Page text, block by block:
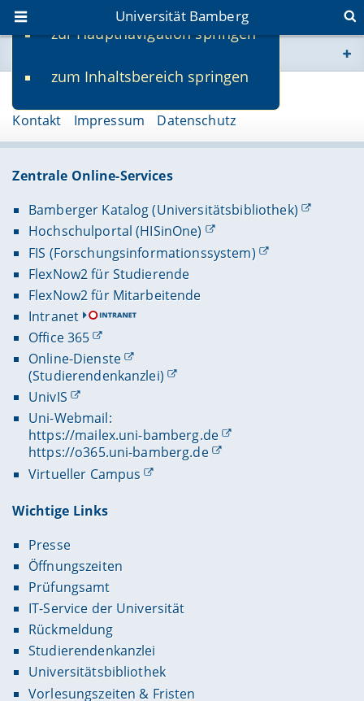
zur Hauptnavigation springen
zum Inhaltsbereich springen
Universität Bamberg
www.uni-bamberg.de
univis.uni-bamberg.de
fis.uni-bamberg.de
Kontakt Impressum Datenschutz
Zentrale Online-Services
Bamberger Katalog (Universitätsbibliothek)
Hochschulportal (HISinOne)
FIS (Forschungsinformationssystem)
FlexNow2 für Studierende
FlexNow2 für Mitarbeitende
Intranet
Office 365
Online-Dienste
(Studierendenkanzlei)
UnivIS
Uni-Webmail:
https://mailex.uni-bamberg.de
https://o365.uni-bamberg.de
Virtueller Campus
Wichtige Links
Presse
Öffnungszeiten
Prüfungsamt
IT-Service der Universität
Rückmeldung
Studierendenkanzlei
Universitätsbibliothek
Vorlesungszeiten & Fristen